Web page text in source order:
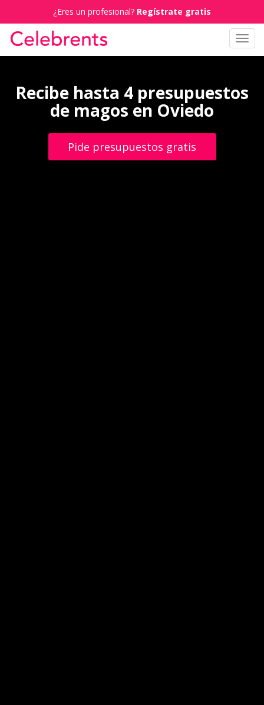
¿Eres un profesional? Regístrate gratis
Recibe hasta 4 presupuestos
de magos en Oviedo
Pide presupuestos gratis